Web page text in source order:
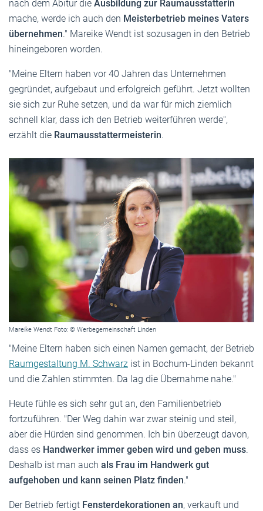
nach dem Abitur die Ausbildung zur Raumausstatterin
mache, werde ich auch den Meisterbetrieb meines Vaters
übernehmen." Mareike Wendt ist sozusagen in den Betrieb
hineingeboren worden.
"Meine Eltern haben vor 40 Jahren das Unternehmen
gegründet, aufgebaut und erfolgreich geführt. Jetzt wollten
sie sich zur Ruhe setzen, und da war für mich ziemlich
schnell klar, dass ich den Betrieb weiterführen werde",
erzählt die Raumausstattermeisterin.
Mareike Wendt Foto: © Werbegemeinschaft Linden
"Meine Eltern haben sich einen Namen gemacht, der Betrieb
Raumgestaltung M. Schwarz ist in Bochum-Linden bekannt
und die Zahlen stimmten. Da lag die Übernahme nahe."
Heute fühle es sich sehr gut an, den Familienbetrieb
fortzuführen. "Der Weg dahin war zwar steinig und steil,
aber die Hürden sind genommen. Ich bin überzeugt davon,
dass es Handwerker immer geben wird und geben muss.
Deshalb ist man auch als Frau im Handwerk gut
aufgehoben und kann seinen Platz finden."
Der Betrieb fertigt Fensterdekorationen an, verkauft und